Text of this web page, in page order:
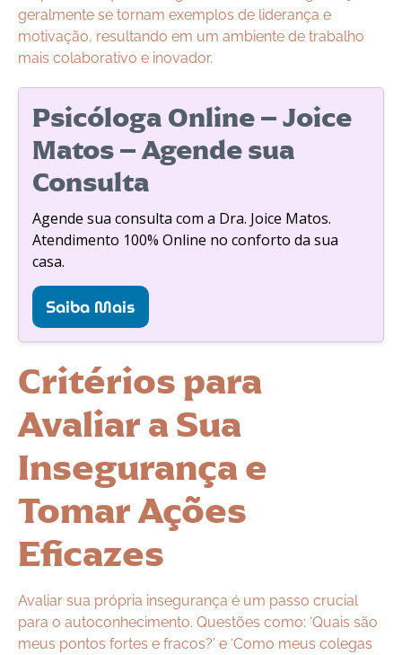
geralmente se tornam exemplos de liderança e
motivação, resultando em um ambiente de trabalho
mais colaborativo e inovador.
Psicóloga Online – Joice
Matos – Agende sua
Consulta
Agende sua consulta com a Dra. Joice Matos.
Atendimento 100% Online no conforto da sua
casa.
Saiba Mais
Critérios para
Avaliar a Sua
Insegurança e
Tomar Ações
Eficazes
Avaliar sua própria insegurança é um passo crucial
para o autoconhecimento. Questões como: ‘Quais são
meus pontos fortes e fracos?’ e ‘Como meus colegas